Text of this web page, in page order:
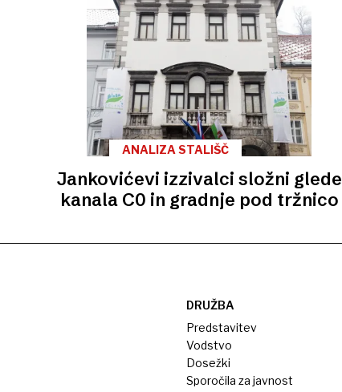
ANALIZA STALIŠČ
Jankovićevi izzivalci složni glede
kanala C0 in gradnje pod tržnico
DRUŽBA
Predstavitev
Vodstvo
Dosežki
Sporočila za javnost